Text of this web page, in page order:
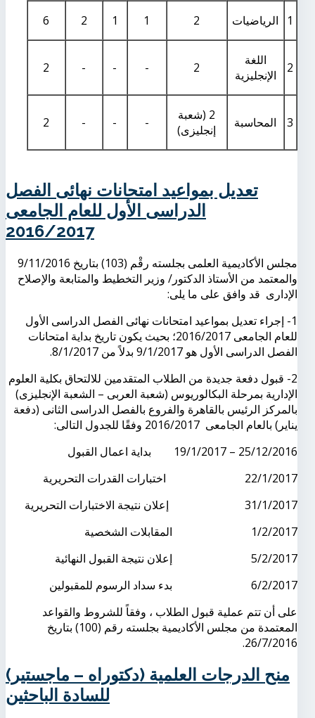
1 الرياضيات 2
1
1
2
6
2
اللغة
الإنجليزية
2
-
-
-
2
3 المحاسبة
2 (شعبة
إنجليزى)
-
-
-
2
تعديل بمواعيد امتحانات نهائى الفصل
الدراسى الأول للعام الجامعى
2016/2017
مجلس الأكاديمية العلمى بجلسته رقْم (103) بتاريخ 9/11/2016
والمعتمد من الأستاذ الدكتور/ وزير التخطيط والمتابعة والإصلاح
الإدارى قد وافق على ما يلى:
1- إجراء تعديل بمواعيد امتحانات نهائى الفصل الدراسى الأول
للعام الجامعى 2016/2017؛ بحيث يكون تاريخ بداية امتحانات
الفصل الدراسى الأول هو 9/1/2017 بدلاً من 8/1/2017.
2- قبول دفعة جديدة من الطلاب المتقدمين للالتحاق بكلية العلوم
الإدارية بمرحلة البكالوريوس (شعبة العربى – الشعبة الإنجليزى)
بالمركز الرئيس بالقاهرة والفروع بالفصل الدراسى الثانى (دفعة
يناير) بالعام الجامعى 2016/2017 وفقًا للجدول التالى:
25/12/2016 – 19/1/2017 بداية اعمال القبول
22/1/2017 اختبارات القدرات التحريرية
31/1/2017 إعلان نتيجة الاختبارات التحريرية
1/2/2017 المقابلات الشخصية
5/2/2017 إعلان نتيجة القبول النهائية
6/2/2017 بدء سداد الرسوم للمقبولين
على أن تتم عملية قبول الطلاب ، وفقاً للشروط والقواعد
المعتمدة من مجلس الأكاديمية بجلسته رقم (100) بتاريخ
26/7/2016.
منح الدرجات العلمية (دكتوراه – ماجستير)
للسادة الباحثين